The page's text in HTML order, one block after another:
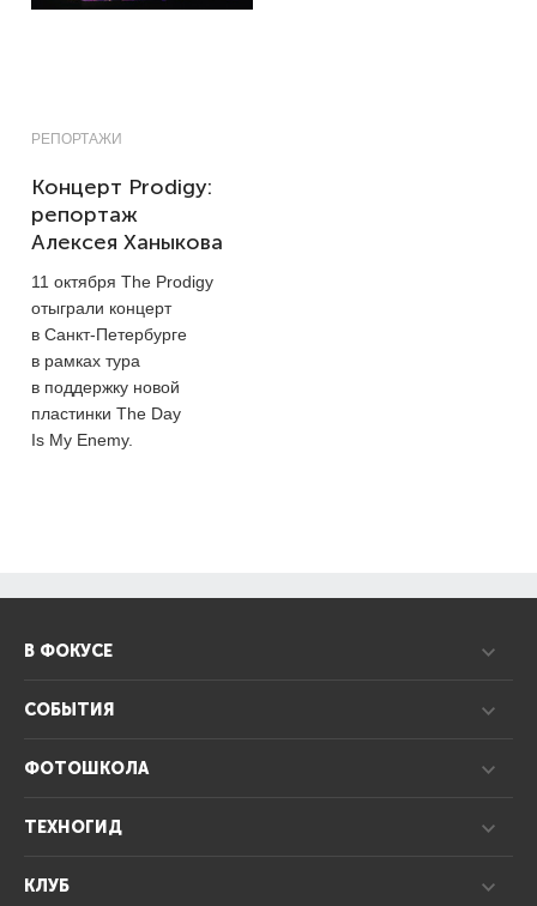
РЕПОРТАЖИ
Концерт Prodigy:
репортаж
Алексея Ханыкова
11 октября The Prodigy
отыграли концерт
в Санкт-Петербурге
в рамках тура
в поддержку новой
пластинки The Day
Is My Enemy.
В ФОКУСЕ
СОБЫТИЯ
ФОТОШКОЛА
ТЕХНОГИД
КЛУБ